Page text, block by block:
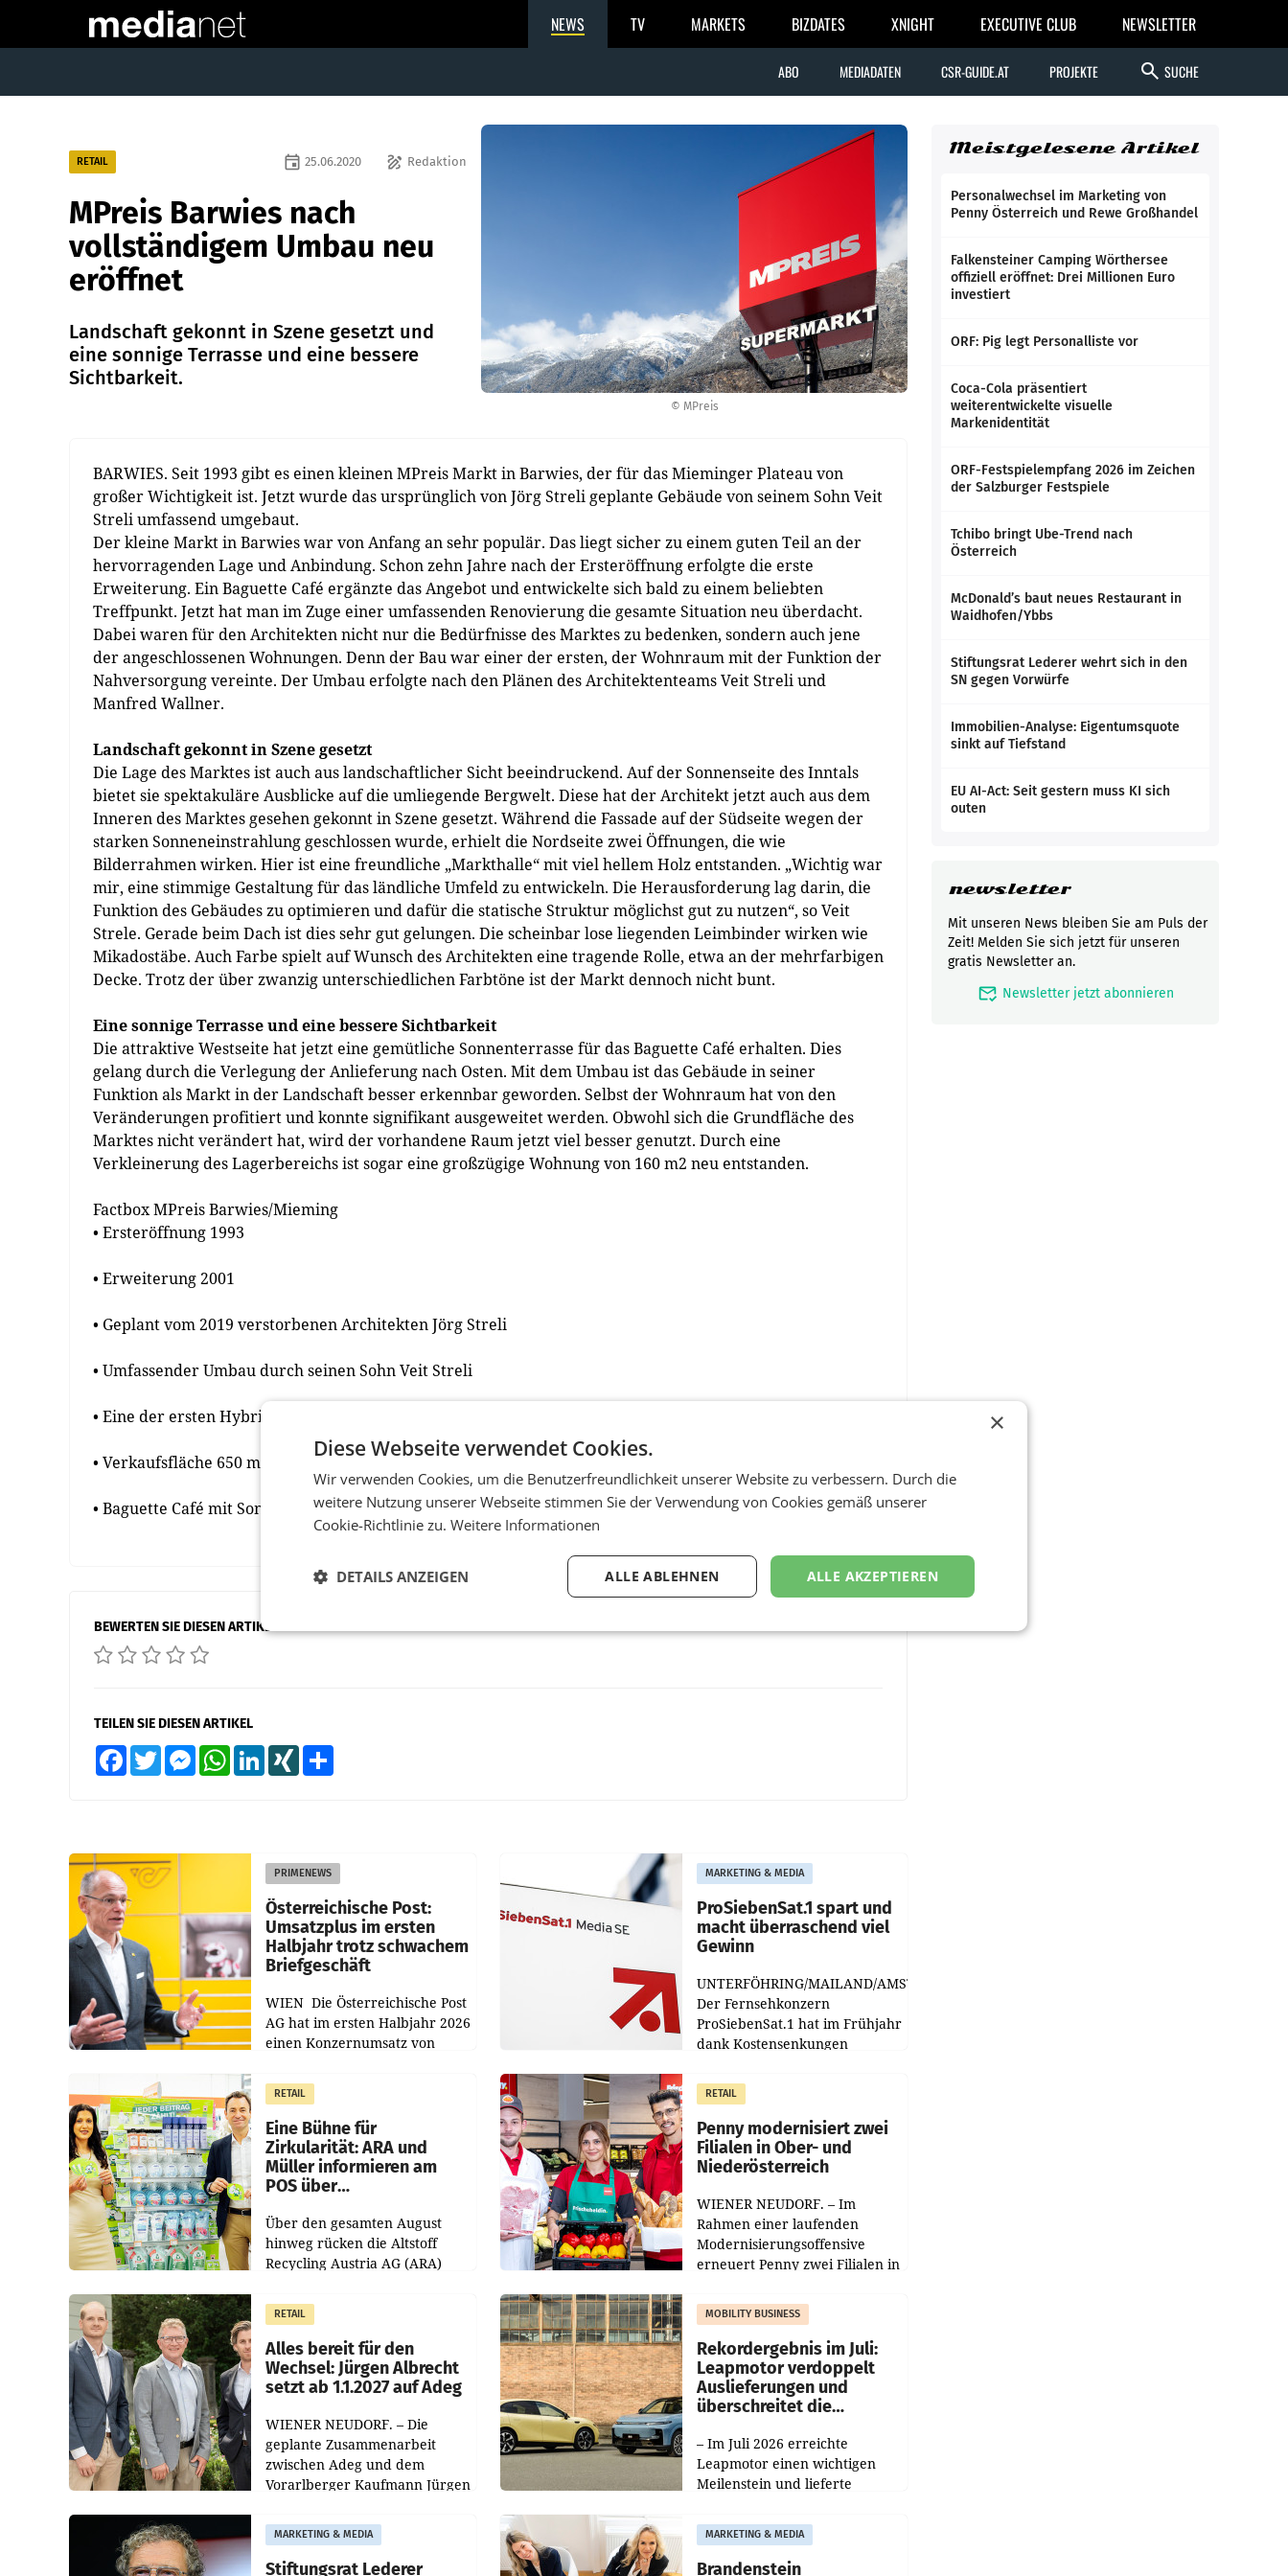
NEWS TV MARKETS BIZDATES XNIGHT EXECUTIVE CLUB NEWSLETTER
ABO MEDIADATEN CSR-GUIDE.AT PROJEKTE search SUCHE
© MPreis
RETAIL draw Redaktion
event 25.06.2020
MPreis Barwies nach
vollständigem Umbau neu
eröffnet
Landschaft gekonnt in Szene gesetzt und
eine sonnige Terrasse und eine bessere
Sichtbarkeit.
BARWIES. Seit 1993 gibt es einen kleinen MPreis Markt in Barwies, der für das Mieminger Plateau von
großer Wichtigkeit ist. Jetzt wurde das ursprünglich von Jörg Streli geplante Gebäude von seinem Sohn Veit
Streli umfassend umgebaut.
Der kleine Markt in Barwies war von Anfang an sehr populär. Das liegt sicher zu einem guten Teil an der
hervorragenden Lage und Anbindung. Schon zehn Jahre nach der Ersteröffnung erfolgte die erste
Erweiterung. Ein Baguette Café ergänzte das Angebot und entwickelte sich bald zu einem beliebten
Treffpunkt. Jetzt hat man im Zuge einer umfassenden Renovierung die gesamte Situation neu überdacht.
Dabei waren für den Architekten nicht nur die Bedürfnisse des Marktes zu bedenken, sondern auch jene
der angeschlossenen Wohnungen. Denn der Bau war einer der ersten, der Wohnraum mit der Funktion der
Nahversorgung vereinte. Der Umbau erfolgte nach den Plänen des Architektenteams Veit Streli und
Manfred Wallner.
Landschaft gekonnt in Szene gesetzt
Die Lage des Marktes ist auch aus landschaftlicher Sicht beeindruckend. Auf der Sonnenseite des Inntals
bietet sie spektakuläre Ausblicke auf die umliegende Bergwelt. Diese hat der Architekt jetzt auch aus dem
Inneren des Marktes gesehen gekonnt in Szene gesetzt. Während die Fassade auf der Südseite wegen der
starken Sonneneinstrahlung geschlossen wurde, erhielt die Nordseite zwei Öffnungen, die wie
Bilderrahmen wirken. Hier ist eine freundliche „Markthalle“ mit viel hellem Holz entstanden. „Wichtig war
mir, eine stimmige Gestaltung für das ländliche Umfeld zu entwickeln. Die Herausforderung lag darin, die
Funktion des Gebäudes zu optimieren und dafür die statische Struktur möglichst gut zu nutzen“, so Veit
Strele. Gerade beim Dach ist dies sehr gut gelungen. Die scheinbar lose liegenden Leimbinder wirken wie
Mikadostäbe. Auch Farbe spielt auf Wunsch des Architekten eine tragende Rolle, etwa an der mehrfarbigen
Decke. Trotz der über zwanzig unterschiedlichen Farbtöne ist der Markt dennoch nicht bunt.
Eine sonnige Terrasse und eine bessere Sichtbarkeit
Die attraktive Westseite hat jetzt eine gemütliche Sonnenterrasse für das Baguette Café erhalten. Dies
gelang durch die Verlegung der Anlieferung nach Osten. Mit dem Umbau ist das Gebäude in seiner
Funktion als Markt in der Landschaft besser erkennbar geworden. Selbst der Wohnraum hat von den
Veränderungen profitiert und konnte signifikant ausgeweitet werden. Obwohl sich die Grundfläche des
Marktes nicht verändert hat, wird der vorhandene Raum jetzt viel besser genutzt. Durch eine
Verkleinerung des Lagerbereichs ist sogar eine großzügige Wohnung von 160 m2 neu entstanden.
Factbox MPreis Barwies/Mieming
• Ersteröffnung 1993
• Erweiterung 2001
• Geplant vom 2019 verstorbenen Architekten Jörg Streli
• Umfassender Umbau durch seinen Sohn Veit Streli
• Eine der ersten Hybridlösungen on Wohnraum mit Nahversorgung
• Verkaufsfläche 650 m2
• Baguette Café mit Sonnenterrasse
BEWERTEN SIE DIESEN ARTIKEL
TEILEN SIE DIESEN ARTIKEL
FacebookTwitter MessengerWhatsAppLinkedInXING
PRIMENEWS
Österreichische Post:
Umsatzplus im ersten
Halbjahr trotz schwachem
Briefgeschäft
WIEN Die Österreichische Post
AG hat im ersten Halbjahr 2026
einen Konzernumsatz von
erwirtschaftet, was einem Plus
von 3,8 Prozent gegenüber
dem Vergleichszeitraum
MARKETING & MEDIA
ProSiebenSat.1 spart und
macht überraschend viel
Gewinn
UNTERFÖHRING/MAILAND/AMSTERDAM.
Der Fernsehkonzern
ProSiebenSat.1 hat im Frühjahr
dank Kostensenkungen
gemacht und die
Markterwartung deutlich
übertroffen.
RETAIL
Eine Bühne für
Zirkularität: ARA und
Müller informieren am
POS über
Über den gesamten August
hinweg rücken die Altstoff
Recycling Austria AG (ARA)
Müller die Initiative „Kreislauf-
Helden“ in allen
österreichischen Müller-Filialen
RETAIL
Penny modernisiert zwei
Filialen in Ober- und
Niederösterreich
WIENER NEUDORF. – Im
Rahmen einer laufenden
Modernisierungsoffensive
erneuert Penny zwei Filialen in
Die beiden Standorte liegen in
Haag sowie im rund
RETAIL
Alles bereit für den
Wechsel: Jürgen Albrecht
setzt ab 1.1.2027 auf Adeg
WIENER NEUDORF. – Die
geplante Zusammenarbeit
zwischen Adeg und dem
Vorarlberger Kaufmann Jürgen
freigegeben: Die
Bundeswettbewerbsbehörde
und der Bundeskartellanwalt
MOBILITY BUSINESS
Rekordergebnis im Juli:
Leapmotor verdoppelt
Auslieferungen und
überschreitet die
– Im Juli 2026 erreichte
Leapmotor einen wichtigen
Meilenstein und lieferte
aus, womit sich das Ergebnis
gegenüber Juli 2025 mehr als
verdoppelte (+102
MARKETING & MEDIA
Stiftungsrat Lederer
MARKETING & MEDIA
Brandenstein
Meistgelesene Artikel
Personalwechsel im Marketing von
Penny Österreich und Rewe Großhandel
Falkensteiner Camping Wörthersee
offiziell eröffnet: Drei Millionen Euro
investiert
ORF: Pig legt Personalliste vor
Coca-Cola präsentiert
weiterentwickelte visuelle
Markenidentität
ORF-Festspielempfang 2026 im Zeichen
der Salzburger Festspiele
Tchibo bringt Ube-Trend nach
Österreich
McDonald’s baut neues Restaurant in
Waidhofen/Ybbs
Stiftungsrat Lederer wehrt sich in den
SN gegen Vorwürfe
Immobilien-Analyse: Eigentumsquote
sinkt auf Tiefstand
EU AI-Act: Seit gestern muss KI sich
outen
newsletter
Mit unseren News bleiben Sie am Puls der
Zeit! Melden Sie sich jetzt für unseren
gratis Newsletter an.
mark_email_read Newsletter jetzt abonnieren
×
Diese Webseite verwendet Cookies.
Wir verwenden Cookies, um die Benutzerfreundlichkeit unserer Website zu verbessern. Durch die
weitere Nutzung unserer Webseite stimmen Sie der Verwendung von Cookies gemäß unserer
Cookie-Richtlinie zu. Weitere Informationen
ALLE AKZEPTIEREN
ALLE ABLEHNEN
DETAILS ANZEIGEN